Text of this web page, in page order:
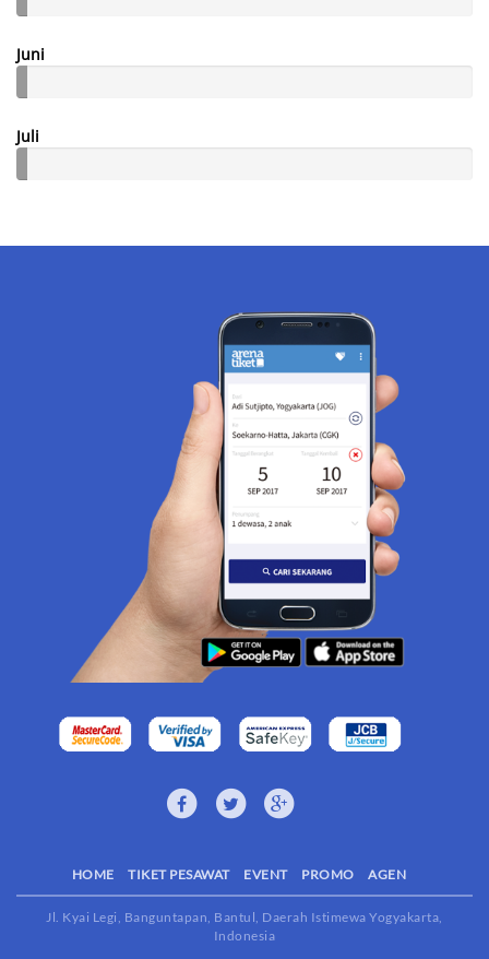
Juni
Juli
HOME TIKET PESAWAT EVENT PROMO AGEN
Jl. Kyai Legi, Banguntapan, Bantul, Daerah Istimewa Yogyakarta,
Indonesia